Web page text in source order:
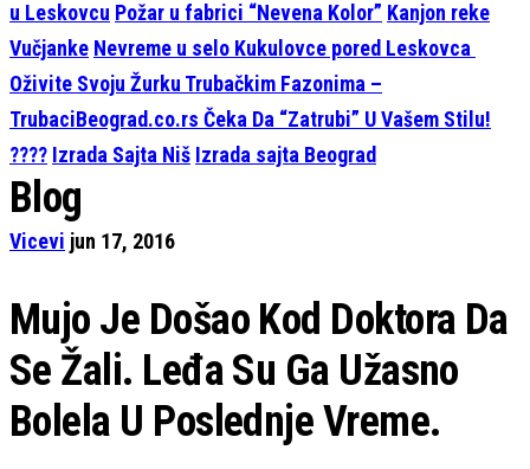
u Leskovcu Požar u fabrici “Nevena Kolor” Kanjon reke
Vučjanke Nevreme u selo Kukulovce pored Leskovca
Oživite Svoju Žurku Trubačkim Fazonima –
TrubaciBeograd.co.rs Čeka Da “Zatrubi” U Vašem Stilu!
???? Izrada Sajta Niš Izrada sajta Beograd
Blog
Vicevi jun 17, 2016
Mujo Je Došao Kod Doktora Da
Se Žali. Leđa Su Ga Užasno
Bolela U Poslednje Vreme.